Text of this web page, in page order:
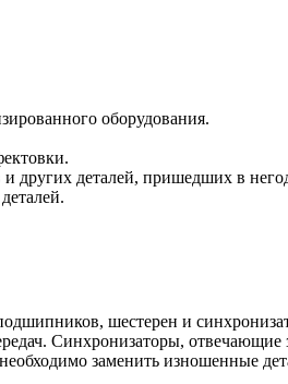
оборудования.
других деталей, пришедших в
шестерен и
Синхронизаторы,
заменить изношенные